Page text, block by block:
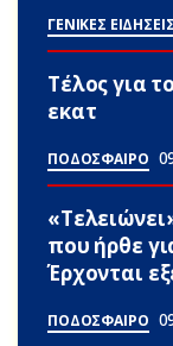
ΓΕΝΙΚΕΣ
Τέλος για
εκατ
ΠΟΔΟΣΦΑΙΡΟ
που ήρθε
Έρχονται
ΠΟΔΟΣΦΑΙΡΟ